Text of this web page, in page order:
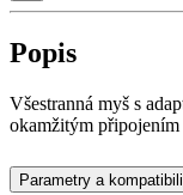
Popis
Všestranná myš s
okamžitým připojením
Parametry a